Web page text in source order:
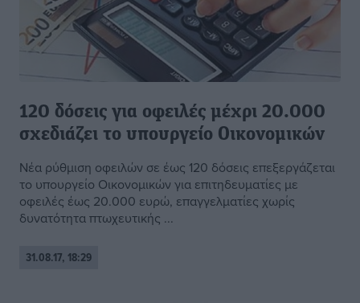
120 δόσεις για οφειλές μέχρι 20.000
σχεδιάζει το υπουργείο Οικονομικών
Nέα ρύθμιση οφειλών σε έως 120 δόσεις επεξεργάζεται
το υπουργείο Οικονομικών για επιτηδευματίες με
οφειλές έως 20.000 ευρώ, επαγγελματίες χωρίς
δυνατότητα πτωχευτικής ...
31.08.17, 18:29